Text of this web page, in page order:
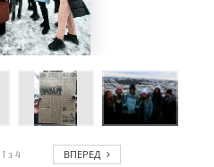
1 з 4 ВПЕРЕД